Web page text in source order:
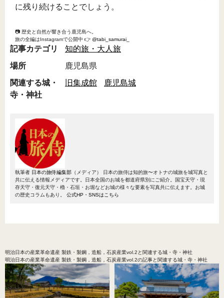
に残り続けることでしょう。
📷 歴史と自然が響き合う鹿児島へ。
旅の全編はInstagramで公開中 👉 @tabi_samurai_
記事カテゴリ
知的旅・大人旅
場所
鹿児島県
関連する城・
寺・神社
旧集成館 鹿児島城
執筆者 日本の旅侍編集部 （メディア）
日本の旅侍は知的旅〜オトナの城旅を城写真と
共に伝える情報メディアです。日本全国のお城を都道府県別にご紹介。国宝天守・現
存天守・復元天守・櫓・石垣・お堀などお城の様々な要素を写真共に伝えます。お城
の歴史コラムもあり。
公式HP・SNSはこちら
明治日本の産業革命遺産 製鉄・製鋼，造船，石炭産業vol.2と関連する城・寺・神社
明治日本の産業革命遺産 製鉄・製鋼，造船，石炭産業vol.2の記事と関連する城・寺・神社